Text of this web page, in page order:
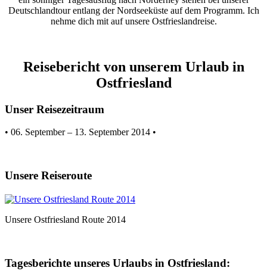
Deutschlandtour entlang der Nordseeküste auf dem Programm. Ich
nehme dich mit auf unsere Ostfrieslandreise.
Reisebericht von unserem Urlaub in
Ostfriesland
Unser Reisezeitraum
• 06. September – 13. September 2014 •
Unsere Reiseroute
Unsere Ostfriesland Route 2014
Tagesberichte unseres Urlaubs in Ostfriesland: